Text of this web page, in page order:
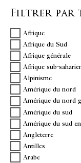
BOLTS William
BORGET Auguste
BORY DE SAINT
BOSSU Jean
BOUGAINVILLE
BOURRIT Marc
BRETON DE LA
BRINDESI Jean
BROSSES Charles
BRY Jean
BUACHE Jean-
BURNES Alexandre
CABRAL Francisco
Filtrer par
Afrique
Afrique du Sud
Afrique générale
Afrique sub-
Alpinisme
Amérique du nord
Amérique du nord
Amérique du sud
Amérique du sud
Angleterre
Antilles
Arabe